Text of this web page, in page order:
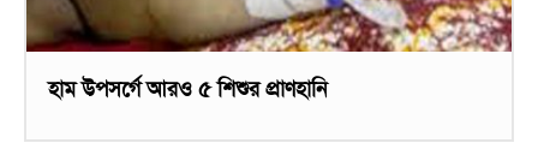
হাম উপসর্গে আরও ৫ শিশুর প্রাণহানি